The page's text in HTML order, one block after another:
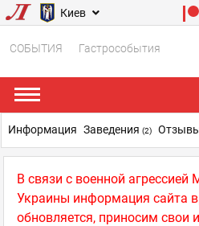
Киев
СОБЫТИЯ Гастрособытия
В связи с военной агрессией
Украины информация сайта
обновляется, приносим свои
Информация Заведения (2)